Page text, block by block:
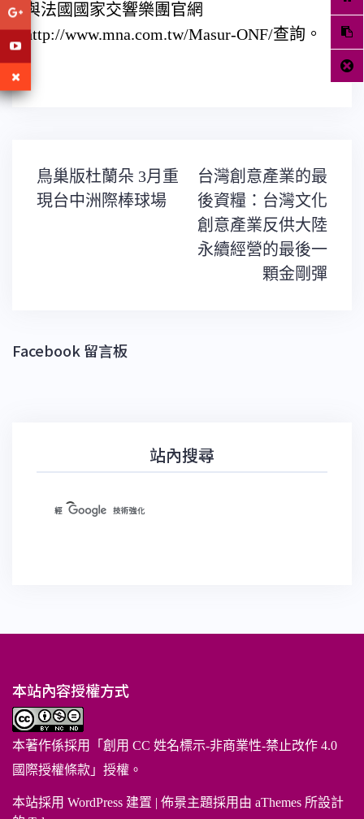
與法國國家交響樂團官網
http://www.mna.com.tw/Masur-ONF/查詢。
文
章
導
鳥巢版杜蘭朵 3月重
現台中洲際棒球場
台灣創意產業的最
後資糧：台灣文化
創意產業反供大陸
永續經營的最後一
顆金剛彈
Facebook 留言板
站內搜尋
本站內容授權方式
本著作係採用「 創用 CC 姓名標示-非商業性-禁止改作 4.0
國際授權條款 」授權。
本站採用 WordPress 建置 | 佈景主題採用由 aThemes 所設計